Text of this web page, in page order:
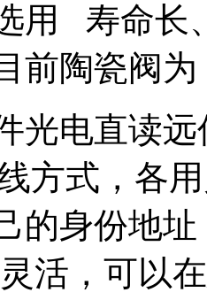
用 寿命长
前陶瓷阀
电直读远
方式，各
的身份地
活，可以